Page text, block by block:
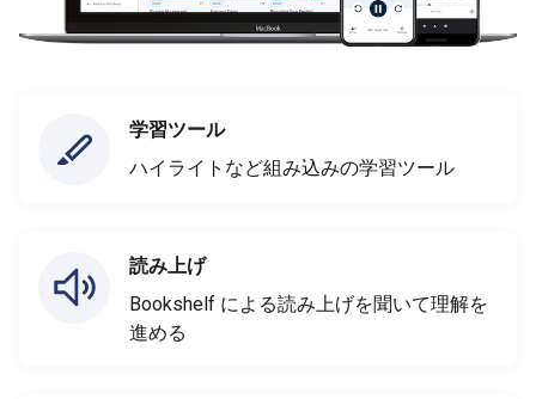
学習ツール
ハイライトなど組み込みの学習ツール
読み上げ
Bookshelf による読み上げを聞いて理解を
進める